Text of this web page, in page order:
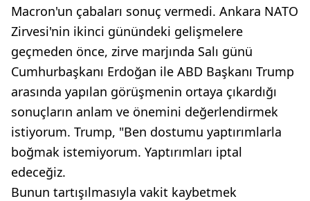
Macron'un çabaları sonuç vermedi. Ankara NATO
Zirvesi'nin ikinci günündeki gelişmelere
geçmeden önce, zirve marjında Salı günü
Cumhurbaşkanı Erdoğan ile ABD Başkanı Trump
arasında yapılan görüşmenin ortaya çıkardığı
sonuçların anlam ve önemini değerlendirmek
istiyorum. Trump, "Ben dostumu yaptırımlarla
boğmak istemiyorum. Yaptırımları iptal
edeceğiz.
Bunun tartışılmasıyla vakit kaybetmek